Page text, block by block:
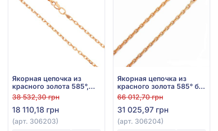
Якорная цепочка из
красного золота 585°,
без вставки, арт. 306203
38 532,30 грн
18 110,18 грн
(арт. 306203)
Якорная цепочка из
красного золота 585° без
вставки, арт. 306204
66 012,70 грн
31 025,97 грн
(арт. 306204)